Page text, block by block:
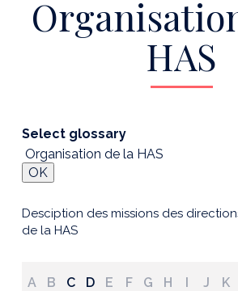
HAS
Select glossary
Desciption des missions des
de la HAS
A B C D E F G H I J K